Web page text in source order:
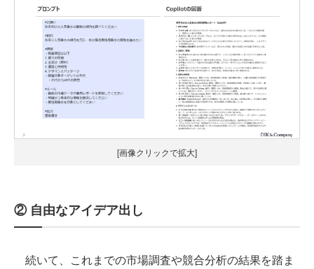
[画像クリックで拡大]
② 自由なアイデア出し
続いて、これまでの市場調査や競合分析の結果を踏ま